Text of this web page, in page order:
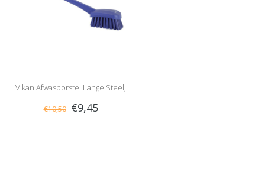
Vikan Afwasborstel Lange Steel,
Hard, Paars
€10,50 €9,45